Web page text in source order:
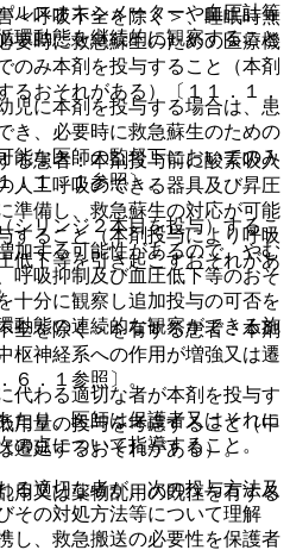
呼吸不全を除く＞、睡眠時無
要時に救急蘇生のための医療機
のみ本剤を投与すること（本剤
るおそれがある）〔１１．１．
患者：本剤投与前に酸素吸入
人工呼吸のできる器具及び昇圧
準備し、救急蘇生の対応が可能
すること（本剤投与により呼吸
低下等を引き起こすおそれがあ
を除く＞を有する患者：本剤
枢神経系への作用が増強又は遷
６．１参照〕。
量の投与を考慮すること（中
遷延するおそれがある）。
又は薬物乱用の既往を有する
ルスオキシメーターや血圧計等
環動態を継続的に観察すること
に本剤を投与する場合は、患
き、必要時に救急蘇生のための
能な医師の監督下においてのみ
．１．１参照〕。
リンジ２本目を投与）するこ
加する可能性があるので、やむ
呼吸抑制及び血圧低下等のおそ
十分に観察し追加投与の可否を
動態の連続的な観察ができる施
わる適切な者が本剤を投与す
たり、医師は保護者又はそれに
の点について指導すること。
る適切な者が、次の投与方法及
その対処方法等について理解
し、救急搬送の必要性を保護者